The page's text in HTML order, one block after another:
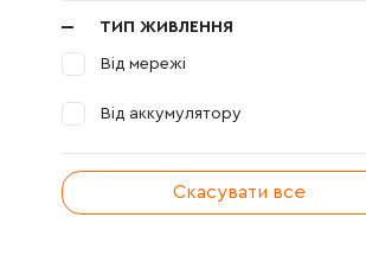
ТИП ЖИВЛЕННЯ
Від мережі
Від аккумулятору
Скасувати все